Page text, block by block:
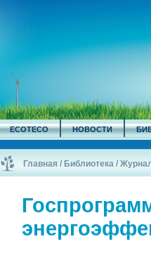
ECOTECO НОВОСТИ
Главная / Библиотека /